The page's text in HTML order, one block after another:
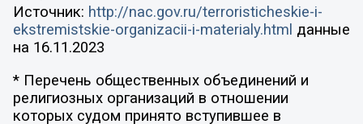
Источник: http://nac.gov.ru/terroristicheskie-i-
ekstremistskie-organizacii-i-materialy.html данные
на 16.11.2023
* Перечень общественных объединений и
религиозных организаций в отношении
которых судом принято вступившее в